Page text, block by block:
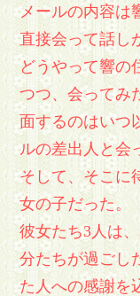
メールの内容は
直接会って話し
どうやって響の
つつ、会ってみ
面するのはいつ
ルの差出人と会
そして、そこに
女の子だった。
彼女たち3人は
分たちが過ごし
た人への感謝を